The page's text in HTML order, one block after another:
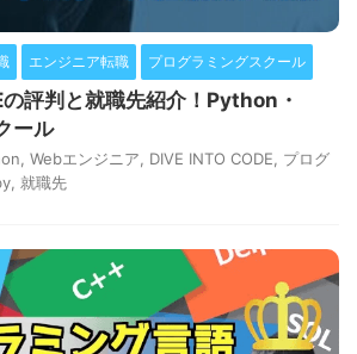
エンジニア転職 プログラミングスクール
評判と就職先紹介！Python・
ール
Webエンジニア DIVE INTO CODE
プログ
就職先